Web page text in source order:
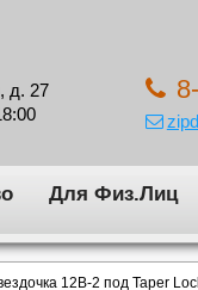
д. 27
Для Физ.Лиц
12B-2 под Taper